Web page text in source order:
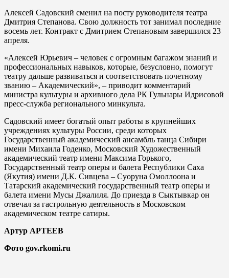
Алексей Садовский сменил на посту руководителя театра
Дмитрия Степанова. Свою должность тот занимал последние
восемь лет. Контракт с Дмитрием Степановым завершился 23
апреля.
«Алексей Юрьевич – человек с огромным багажом знаний и
профессиональных навыков, которые, безусловно, помогут
театру дальше развиваться и соответствовать почетному
званию – Академический», – приводит комментарий
министра культуры и архивного дела РК Гульнары Идрисовой
пресс-служба регионального минкульта.
Садовский имеет богатый опыт работы в крупнейших
учреждениях культуры России, среди которых
Государственный академический ансамбль танца Сибири
имени Михаила Годенко, Московский Художественный
академический театр имени Максима Горького,
Государственный театр оперы и балета Республики Саха
(Якутия) имени Д.К. Сивцева – Суоруна Омоллоона и
Татарский академический государственный театр оперы и
балета имени Мусы Джалиля. До приезда в Сыктывкар он
отвечал за гастрольную деятельность в Московском
академическом театре сатиры.
Артур АРТЕЕВ
Фото gov.rkomi.ru